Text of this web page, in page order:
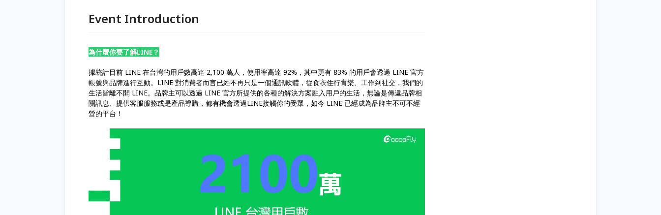
Event Introduction
為什麼你要了解LINE？
據統計目前 LINE 在台灣的用戶數高達 2,100 萬人，使用率高達 92%，其中更有 83% 的用戶會透過 LINE 官方
帳號與品牌進行互動。LINE 對消費者而言已經不再只是一個通訊軟體，從食衣住行育樂、工作到社交，我們的
生活皆離不開 LINE。品牌主可以透過 LINE 官方所提供的各種的解決方案融入用戶的生活，無論是傳遞品牌相
關訊息、提供客服服務或是產品導購，都有機會透過LINE接觸你的受眾，如今 LINE 已經成為品牌主不可不經
營的平台！